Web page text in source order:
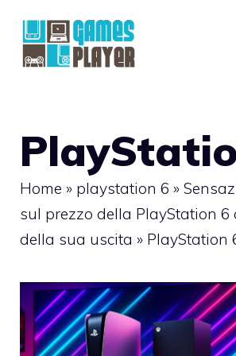
contenuto
Home » playstation 6 »
sul prezzo della PlayStation 6
della sua uscita » PlayStation